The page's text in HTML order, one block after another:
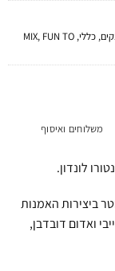
,כללי,
MIX ,FUN TO
משלוחים ואיסוף
עם נגיעה משנות ה- 90. מעוטר ביצירות האמנות
ואדום דובדבן,